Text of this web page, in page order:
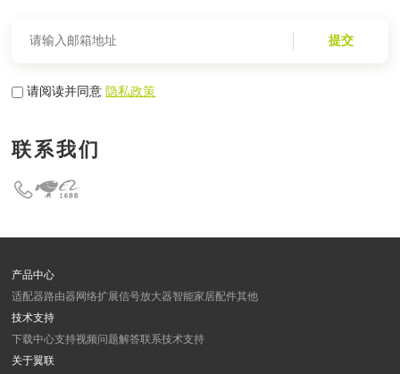
提交
请阅读并同意隐私政策
联系我们
产品中心
适配器路由器 网络扩展信号放大器智能家居配件其他
技术支持
下载中心支持视频问题解答联系技术支持
关于翼联